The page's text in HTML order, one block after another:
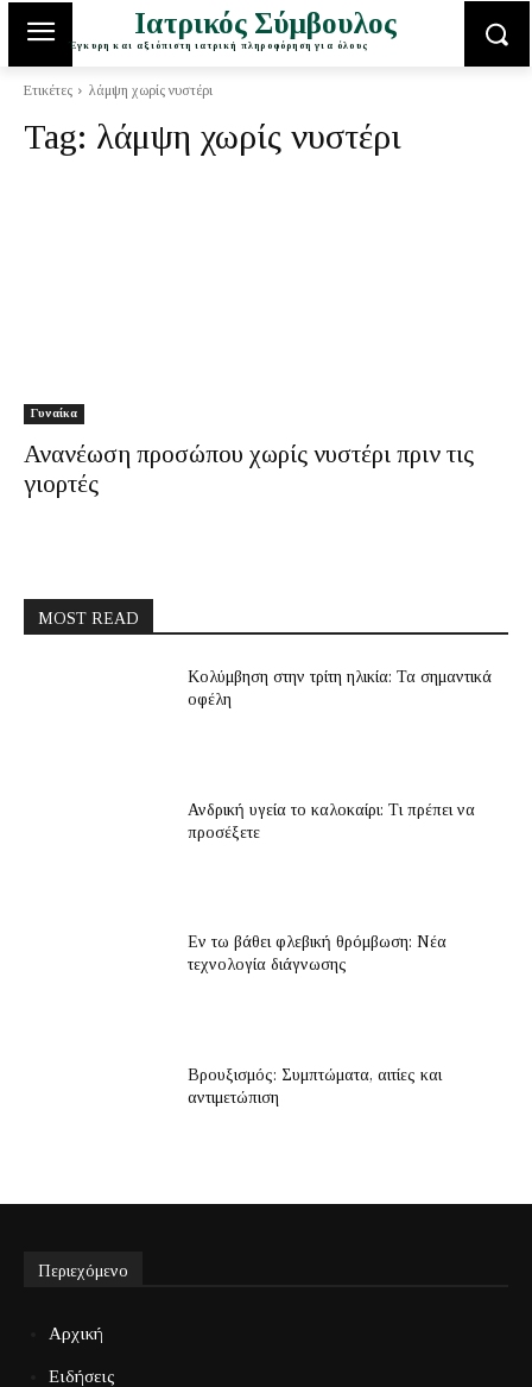
Ιατρικός Σύμβουλος
Έγκυρη και αξιόπιστη ιατρική πληροφόρηση για όλους
Ετικέτες λάμψη χωρίς νυστέρι
Tag: λάμψη χωρίς νυστέρι
Γυναίκα
Ανανέωση προσώπου χωρίς νυστέρι πριν τις
γιορτές
MOST READ
Κολύμβηση στην τρίτη ηλικία: Τα σημαντικά
οφέλη
Ανδρική υγεία το καλοκαίρι: Τι πρέπει να
προσέξετε
Εν τω βάθει φλεβική θρόμβωση: Νέα
τεχνολογία διάγνωσης
Βρουξισμός: Συμπτώματα, αιτίες και
αντιμετώπιση
Περιεχόμενο
Αρχική
Ειδήσεις